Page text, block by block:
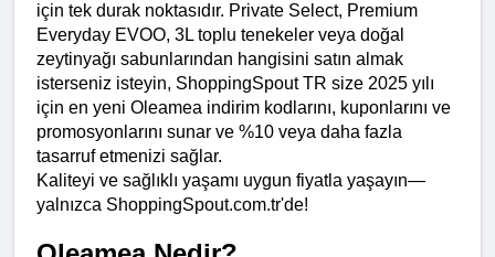
için tek durak noktasıdır. Private Select, Premium
Everyday EVOO, 3L toplu tenekeler veya doğal
zeytinyağı sabunlarından hangisini satın almak
isterseniz isteyin, ShoppingSpout TR size 2025 yılı
için en yeni Oleamea indirim kodlarını, kuponlarını ve
promosyonlarını sunar ve %10 veya daha fazla
tasarruf etmenizi sağlar.
Kaliteyi ve sağlıklı yaşamı uygun fiyatla yaşayın—
yalnızca ShoppingSpout.com.tr'de!